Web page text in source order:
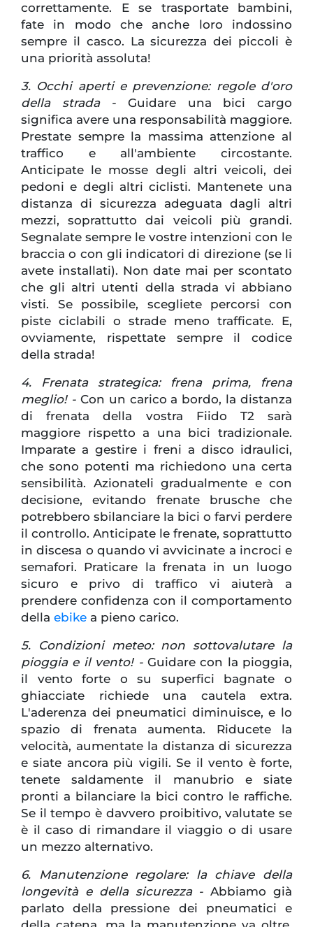
correttamente. E se trasportate bambini,
fate in modo che anche loro indossino
sempre il casco. La sicurezza dei piccoli è
una priorità assoluta!
3. Occhi aperti e prevenzione: regole d'oro
della strada - Guidare una bici cargo
significa avere una responsabilità maggiore.
Prestate sempre la massima attenzione al
traffico e all'ambiente circostante.
Anticipate le mosse degli altri veicoli, dei
pedoni e degli altri ciclisti. Mantenete una
distanza di sicurezza adeguata dagli altri
mezzi, soprattutto dai veicoli più grandi.
Segnalate sempre le vostre intenzioni con le
braccia o con gli indicatori di direzione (se li
avete installati). Non date mai per scontato
che gli altri utenti della strada vi abbiano
visti. Se possibile, scegliete percorsi con
piste ciclabili o strade meno trafficate. E,
ovviamente, rispettate sempre il codice
della strada!
4. Frenata strategica: frena prima, frena
meglio! -Con un carico a bordo, la distanza
di frenata della vostra Fiido T2 sarà
maggiore rispetto a una bici tradizionale.
Imparate a gestire i freni a disco idraulici,
che sono potenti ma richiedono una certa
sensibilità. Azionateli gradualmente e con
decisione, evitando frenate brusche che
potrebbero sbilanciare la bici o farvi perdere
il controllo. Anticipate le frenate, soprattutto
in discesa o quando vi avvicinate a incroci e
semafori. Praticare la frenata in un luogo
sicuro e privo di traffico vi aiuterà a
prendere confidenza con il comportamento
della ebike a pieno carico.
5. Condizioni meteo: non sottovalutare la
pioggia e il vento! -Guidare con la pioggia,
il vento forte o su superfici bagnate o
ghiacciate richiede una cautela extra.
L'aderenza dei pneumatici diminuisce, e lo
spazio di frenata aumenta. Riducete la
velocità, aumentate la distanza di sicurezza
e siate ancora più vigili. Se il vento è forte,
tenete saldamente il manubrio e siate
pronti a bilanciare la bici contro le raffiche.
Se il tempo è davvero proibitivo, valutate se
è il caso di rimandare il viaggio o di usare
un mezzo alternativo.
6. Manutenzione regolare: la chiave della
longevità e della sicurezza -Abbiamo già
parlato della pressione dei pneumatici e